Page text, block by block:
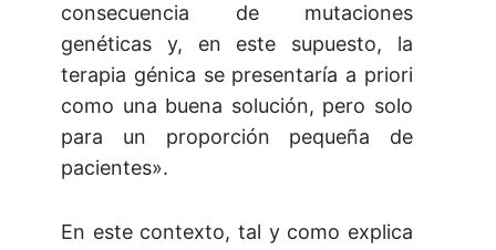
consecuencia de mutaciones
genéticas y, en este supuesto, la
terapia génica se presentaría a priori
como una buena solución, pero solo
para un proporción pequeña de
pacientes».
En este contexto, tal y como explica